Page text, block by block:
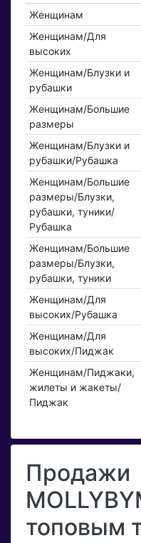
Женщинам
Женщинам/Для
высоких
Женщинам/Блузки и
рубашки
Женщинам/Большие
размеры
Женщинам/Блузки и
рубашки/Рубашка
Женщинам/Большие
размеры/Блузки,
рубашки, туники/
Рубашка
Женщинам/Большие
размеры/Блузки,
рубашки, туники
Женщинам/Для
высоких/Рубашка
Женщинам/Для
высоких/Пиджак
Женщинам/Пиджаки,
жилеты и жакеты/
Пиджак
Продажи
топовым